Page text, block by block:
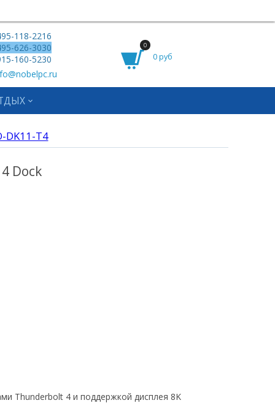
118-2216
626-3030
160-5230
0
0 руб
DK11-T4
Dock
Thunderbolt 4 и поддержкой дисплея 8K